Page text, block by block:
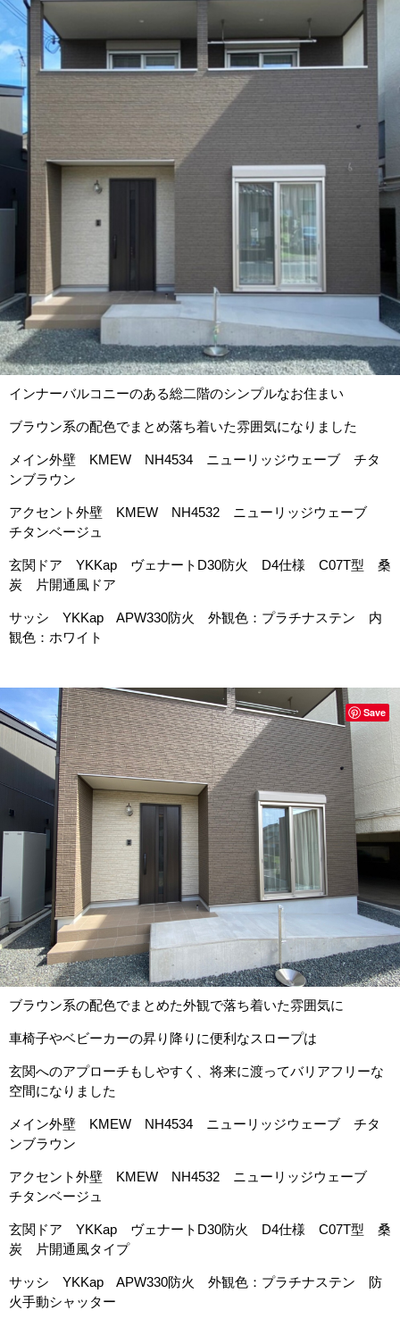
インナーバルコニーのある総二階のシンプルなお住まい
ブラウン系の配色でまとめ落ち着いた雰囲気になりました
メイン外壁 KMEW NH4534 ニューリッジウェーブ チタ
ンブラウン
アクセント外壁 KMEW NH4532 ニューリッジウェーブ
チタンベージュ
玄関ドア YKKap ヴェナートD30防火 D4仕様 C07T型 桑
炭 片開通風ドア
サッシ YKKap APW330防火 外観色：プラチナステン 内
観色：ホワイト
ブラウン系の配色でまとめた外観で落ち着いた雰囲気に
車椅子やベビーカーの昇り降りに便利なスロープは
玄関へのアプローチもしやすく、将来に渡ってバリアフリーな
空間になりました
メイン外壁 KMEW NH4534 ニューリッジウェーブ チタ
ンブラウン
アクセント外壁 KMEW NH4532 ニューリッジウェーブ
チタンベージュ
玄関ドア YKKap ヴェナートD30防火 D4仕様 C07T型 桑
炭 片開通風タイプ
サッシ YKKap APW330防火 外観色：プラチナステン 防
火手動シャッター
Save